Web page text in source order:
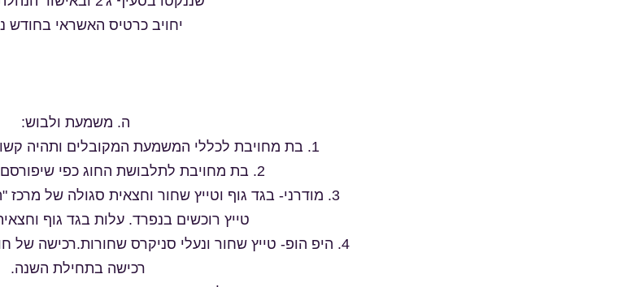
יחויב כרטיס האשראי בחודש
ה. משמעת ולבוש:
2. בת מחויבת לתלבושת החוג כפי שיפורסם ע"י הנהלת הריקוד.
3. מודרני- בגד גוף וטייץ שחור וחצאית סגולה של
טייץ רוכשים בנפרד. עלות בגד גוף וחצאית הינו
4. היפ הופ- טייץ שחור ונעלי סניקרס שחורות.רכישה של
רכישה בתחילת השנה.